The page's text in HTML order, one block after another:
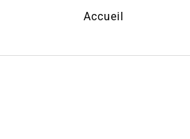
Accueil